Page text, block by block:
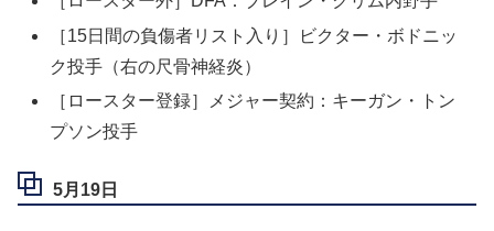
［15日間の負傷者リスト入り］ビクター・ボドニッ
ク投手（右の尺骨神経炎）
［ロースター登録］メジャー契約：キーガン・トン
プソン投手
5月19日